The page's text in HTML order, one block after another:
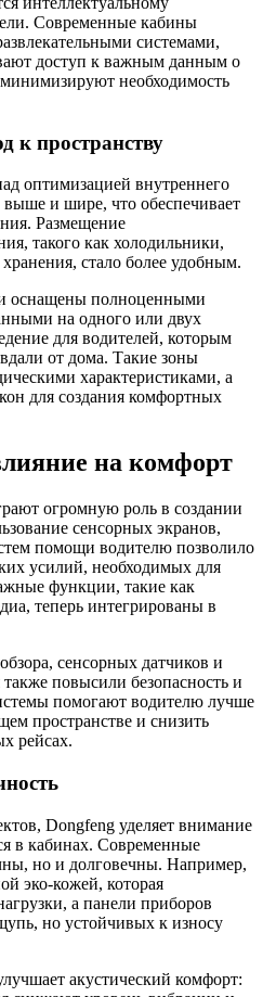
Современные кабины
системами,
доступ к важным данным о
необходимость
к пространству
оптимизацией внутреннего
и шире, что обеспечивает
Размещение
такого как холодильники,
стало более удобным.
оснащены полноценными
на одного или двух
для водителей, которым
от дома. Такие зоны
характеристиками, а
для создания комфортных
на комфорт
огромную роль в создании
сенсорных экранов,
помощи водителю позволило
усилий, необходимых для
функции, такие как
теперь интегрированы в
сенсорных датчиков и
повысили безопасность и
помогают водителю лучше
пространстве и снизить
рейсах.
Dongfeng уделяет внимание
в кабинах. Современные
но и долговечны. Например,
эко-кожей, которая
а панели приборов
но устойчивых к износу
акустический комфорт: